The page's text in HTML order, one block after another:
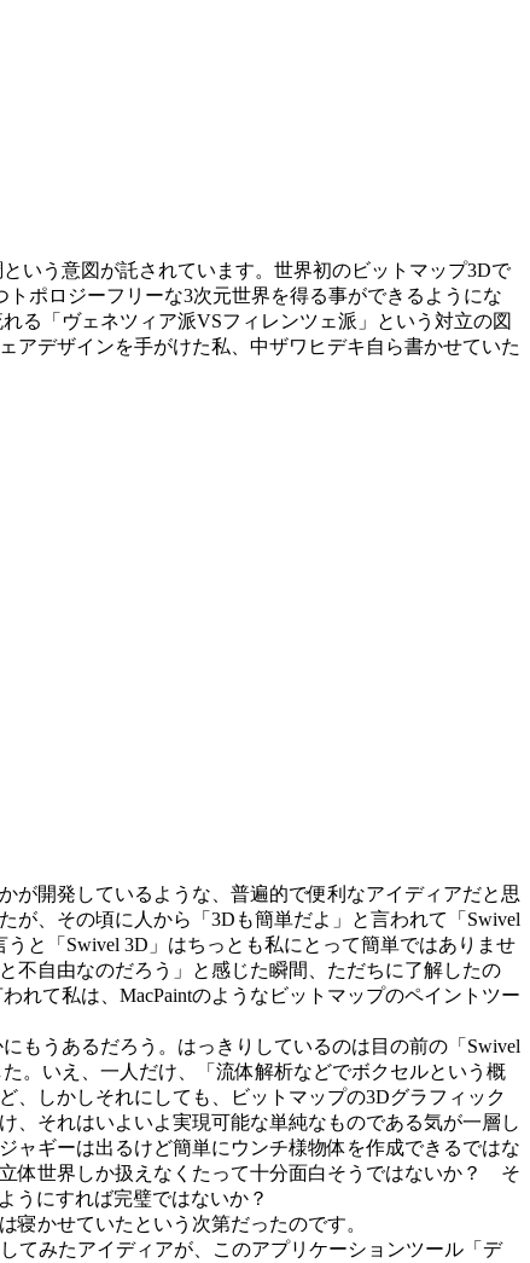
いう意図が託されています。世界初のビットマップ3Dで
ポロジーフリーな3次元世界を得る事ができるようにな
る「ヴェネツィア派VSフィレンツェ派」という対立の図
アデザインを手がけた私、中ザワヒデキ自ら書かせていた
開発しているような、普遍的で便利なアイディアだと思
が、その頃に人から「3Dも簡単だよ」と言われて「Swivel
と「Swivel 3D」はちっとも私にとって簡単ではありませ
不自由なのだろう」と感じた瞬間、ただちに了解したの
れて私は、MacPaintのようなビットマップのペイントツー
うあるだろう。はっきりしているのは目の前の「Swivel
。いえ、一人だけ、「流体解析などでボクセルという概
、しかしそれにしても、ビットマップの3Dグラフィック
、それはいよいよ実現可能な単純なものである気が一層し
ャギーは出るけど簡単にウンチ様物体を作成できるではな
体世界しか扱えなくたって十分面白そうではないか？ そ
うにすれば完璧ではないか？
かせていたという次第だったのです。
てみたアイディアが、このアプリケーションツール「デ